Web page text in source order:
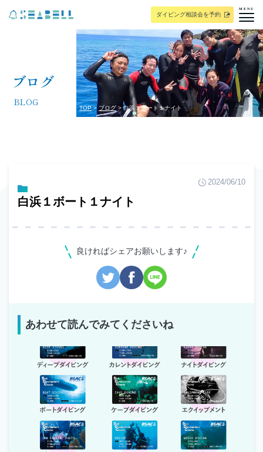
ダイビング相談会を予約
MENU
ブログ
BLOG TOP ブログ 白浜１ボート１ナイト
2024/06/10
白浜１ボート１ナイト
良ければシェアお願いします♪
あわせて読んでみてくださいね